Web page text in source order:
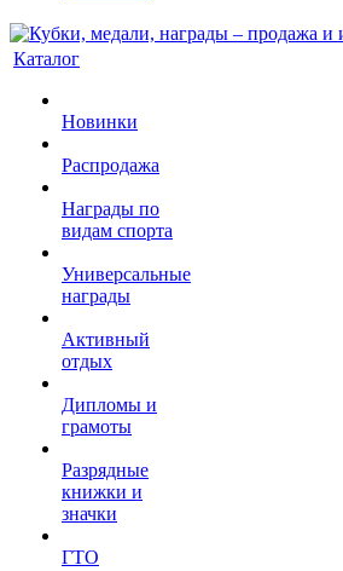
Каталог
Новинки
Распродажа
Награды по
видам спорта
Универсальные
награды
Активный
отдых
Дипломы и
грамоты
Разрядные
книжки и
значки
ГТО